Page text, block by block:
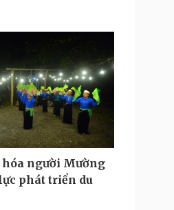
hóa người Mường
phát triển du